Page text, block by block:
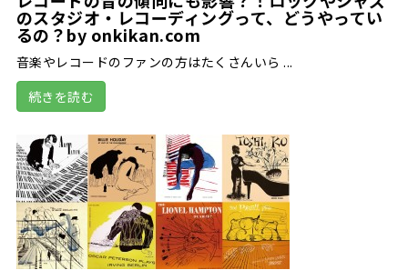
のスタジオ・レコーディングって、どうやってい
るの？by onkikan.com
音楽やレコードのファンの方はたくさんいら ...
続きを読む